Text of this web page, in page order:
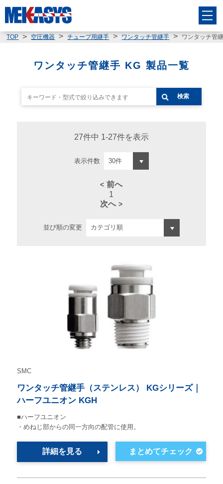
TOP 空圧機器 チューブ用継手 ワンタッチ管継手 ワンタッチ管
ワンタッチ管継手 KG 製品一覧
検索
27件中 1-27件を表示
表示件数
前へ
1
次へ
並び順の変更
SMC
ワンタッチ管継手（ステンレス） KGシリーズ｜
ハーフユニオン KGH
■ハーフユニオン
・めねじ部からの同一方向の配管に使用。
詳細を見る